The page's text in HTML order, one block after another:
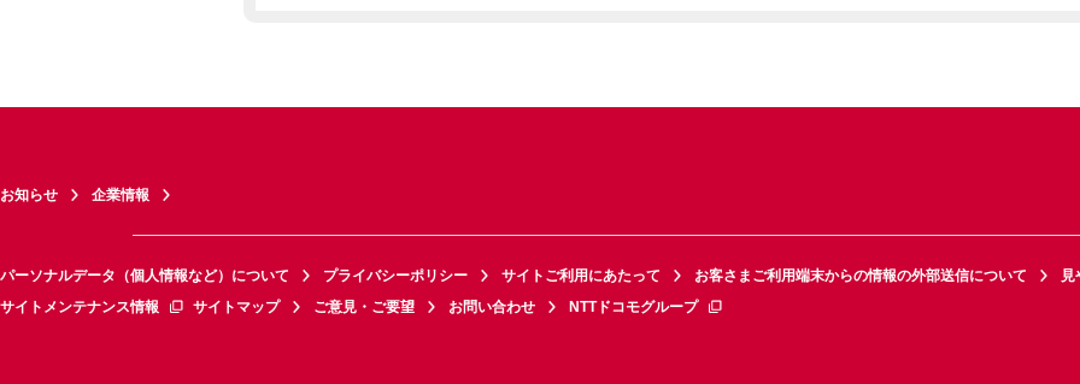
お知らせ 企業情報
パーソナルデータ（個人情報など）について プライバシーポリシー サイトご利用にあたって お客さまご利用端末からの情報の外部送信について
見
サイトメンテナンス情報
サイトマップ ご意見・ご要望 お問い合わせ NTTドコモグループ